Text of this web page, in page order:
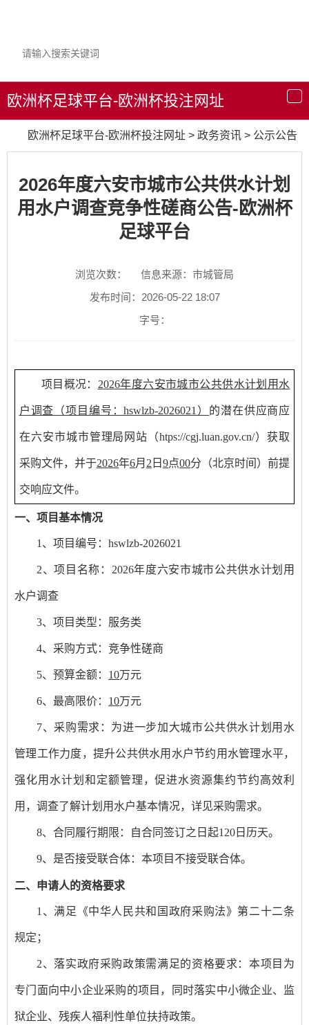
导
航
欧洲杯足球平台-欧洲杯投注网址
欧洲杯足球平台-欧洲杯投注网址 > 政务资讯 > 公示公告
2026年度六安市城市公共供水计划
用水户调查竞争性磋商公告-欧洲杯
足球平台
浏览次数：
信息来源：市城管局
发布时间：2026-05-22 18:07
字号：
项目概况： 2026年度六安市城市公共供水计划用水
户调查 （项目编号：hswlzb-2026021 ） 的潜在供应商应
在六安市城市管理局网站（htps://cgj.luan.gov.cn/）获取
采购文件，并于2026年6月 2 日9点00分（北京时间）前提
交响应文件。
一、项目基本情况
1、项目编号： hswlzb-2026021
2、项目名称： 2026年度六安市城市公共供水计划用
水户调查
3、项目类型：服务类
4、采购方式：竞争性磋商
5、预算金额： 10万元
6、最高限价： 10万元
7、采购需求： 为进一步加大城市公共供水计划用水
管理工作力度，提升公共供水用水户节约用水管理水平，
强化用水计划和定额管理，促进水资源集约节约高效利
用，调查了解计划用水户基本情况，详见采购需求。
8、合同履行期限：自合同签订之日起120日历天。
9、是否接受联合体：本项目不接受联合体。
二、申请人的资格要求
1、满足《中华人民共和国政府采购法》第二十二条
规定；
2、落实政府采购政策需满足的资格要求：本项目为
专门面向中小企业采购的项目，同时落实中小微企业、监
狱企业、残疾人福利性单位扶持政策。